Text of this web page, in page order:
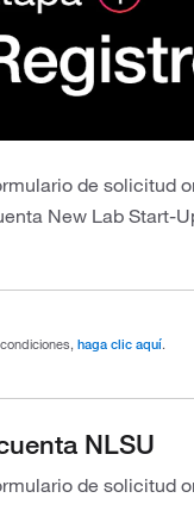
de solicitud
New Lab Start-
haga clic aquí.
NLSU
de solicitud